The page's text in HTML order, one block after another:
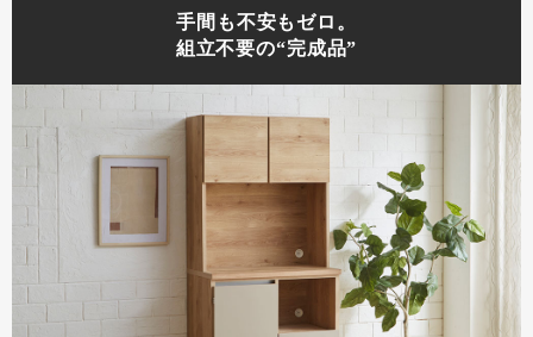
手間も不安もゼロ。
組立不要の“完成品”